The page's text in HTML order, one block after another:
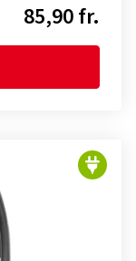
85,90 fr.